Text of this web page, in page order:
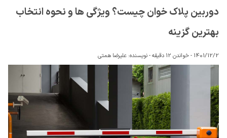
دوربین پلاک خوان چیست؟ ویژگی‌ ها و نحوه انتخاب
بهترین گزینه
1401/12/2 - خواندن 12 دقیقه -نویسنده: علیرضا همتی